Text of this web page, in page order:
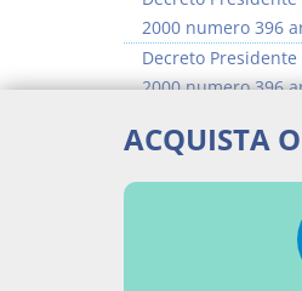
2000 numero 396
Decreto
2000 numero 396
2000 numero 396
Decreto
2000 numero 396
Decreto
2000 numero 396
ACQUISTA